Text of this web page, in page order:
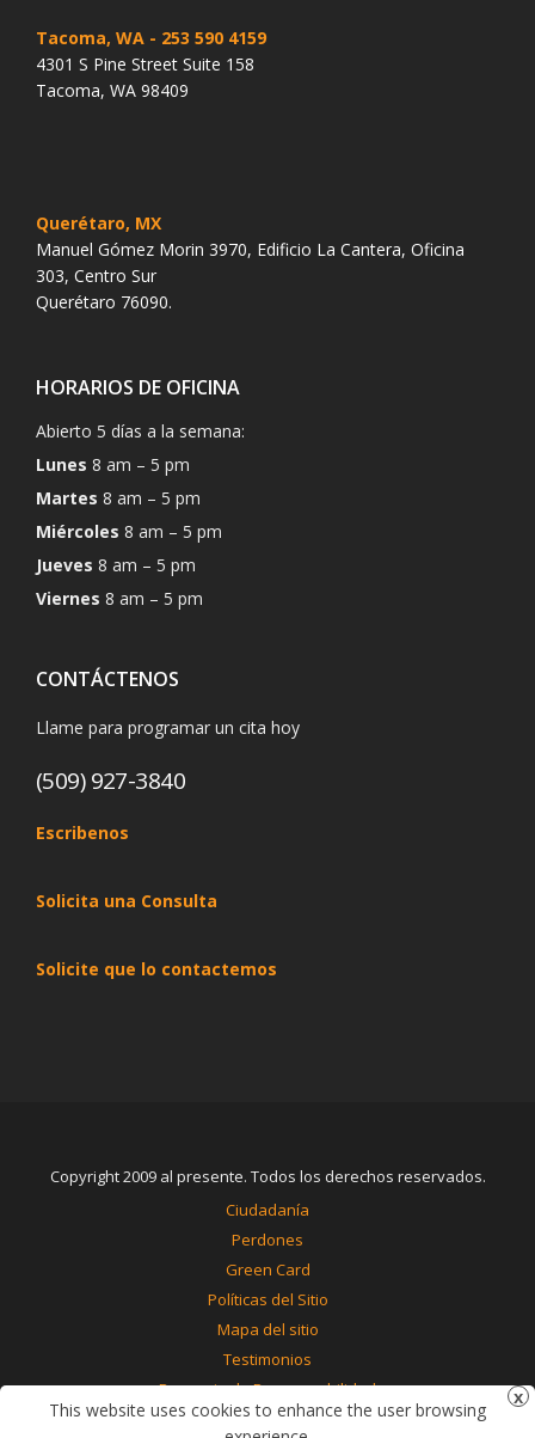
Tacoma, WA - 253 590 4159
4301 S Pine Street Suite 158
Tacoma, WA 98409
Querétaro, MX
Manuel Gómez Morin 3970, Edificio La Cantera, Oficina
303, Centro Sur
Querétaro 76090.
HORARIOS DE OFICINA
Abierto 5 días a la semana:
Lunes 8 am – 5 pm
Martes 8 am – 5 pm
Miércoles 8 am – 5 pm
Jueves 8 am – 5 pm
Viernes 8 am – 5 pm
CONTÁCTENOS
Llame para programar un cita hoy
(509) 927-3840
Escribenos
Solicita una Consulta
Solicite que lo contactemos
Copyright 2009 al presente. Todos los derechos reservados.
Ciudadanía
Perdones
Green Card
Políticas del Sitio
Mapa del sitio
Testimonios
Renuncia de Responsabilidad
Contáctenos
This website uses cookies to enhance the user browsing